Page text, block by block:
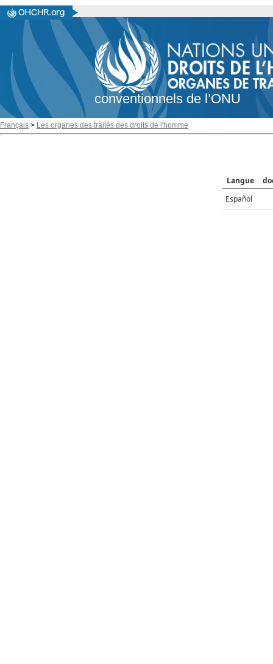
conventionnels de l’ONU
Français > Les organes des traités des droits de l'homme
Langue
Español